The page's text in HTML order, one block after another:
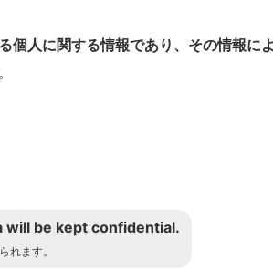
個人に関する情報であり、その情報に
will be kept confidential.
れます。